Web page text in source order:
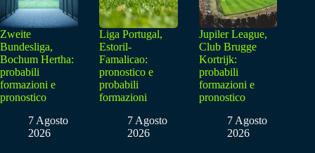
Zweite
Bundesliga,
Bochum Hertha:
probabili
formazioni e
pronostico
7 Agosto
2026
Liga Portugal,
Estoril-
Famalicao:
pronostico e
probabili
formazioni
7 Agosto
2026
Jupiler League,
Club Brugge
Kortrijk:
probabili
formazioni e
pronostico
7 Agosto
2026